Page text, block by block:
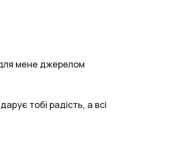
мене джерелом
тобі радість, а всі